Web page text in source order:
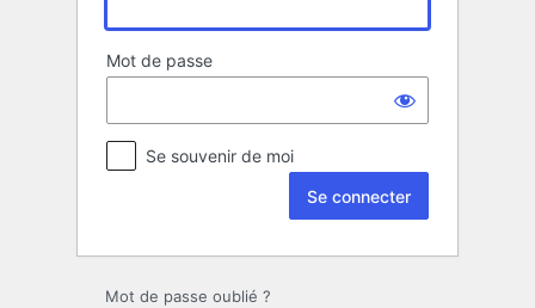
Mot de passe
Se souvenir de moi
Mot de passe oublié ?